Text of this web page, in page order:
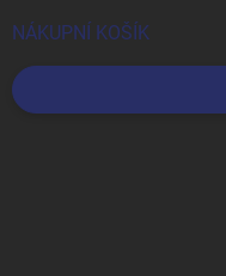
NÁKUPNÍ KOŠÍK